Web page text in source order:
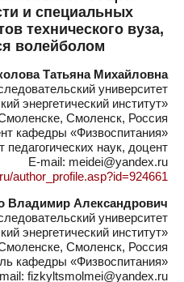
и специальных
технического вуза,
волейболом
Татьяна Михайловна
университет
энергетический институт»
Смоленск, Россия
кафедры «Физвоспитания»
педагогических наук, доцент
E-mail: meidei@yandex.ru
author_profile.asp?id=924661
Владимир Александрович
университет
энергетический институт»
Смоленск, Россия
кафедры «Физвоспитания»
fizkyltsmolmei@yandex.ru